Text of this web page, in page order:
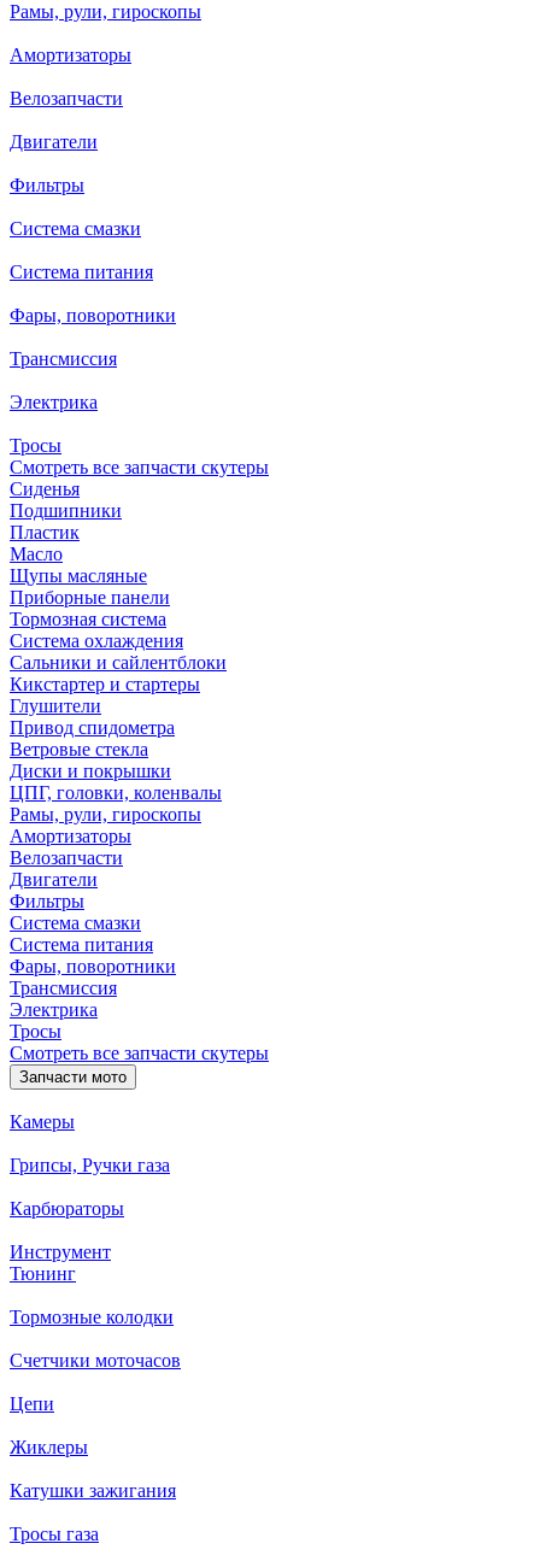
Рамы, рули, гироскопы
Амортизаторы
Велозапчасти
Двигатели
Фильтры
Система смазки
Система питания
Фары, поворотники
Трансмиссия
Электрика
Тросы
Смотреть все запчасти скутеры
Сиденья
Подшипники
Пластик
Масло
Щупы масляные
Приборные панели
Тормозная система
Система охлаждения
Сальники и сайлентблоки
Кикстартер и стартеры
Глушители
Привод спидометра
Ветровые стекла
Диски и покрышки
ЦПГ, головки, коленвалы
Рамы, рули, гироскопы
Амортизаторы
Велозапчасти
Двигатели
Фильтры
Система смазки
Система питания
Фары, поворотники
Трансмиссия
Электрика
Тросы
Смотреть все запчасти скутеры
Запчасти мото
Камеры
Грипсы, Ручки газа
Карбюраторы
Инструмент
Тюнинг
Тормозные колодки
Счетчики моточасов
Цепи
Жиклеры
Катушки зажигания
Тросы газа